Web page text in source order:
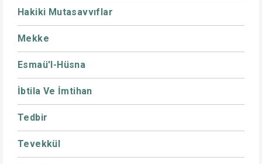
Hakiki Mutasavvıflar
Mekke
Esmaü'l-Hüsna
İbtila Ve İmtihan
Tedbir
Tevekkül